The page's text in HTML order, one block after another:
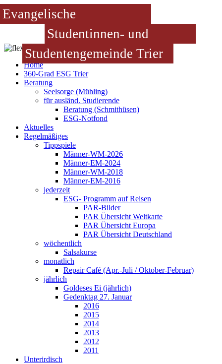
Evangelische
Studentinnen- und
Studentengemeinde Trier
Home
360-Grad ESG Trier
Beratung
Seelsorge (Mühling)
für ausländ. Studierende
Beratung (Schmithüsen)
ESG-Notfond
Aktuelles
Regelmäßiges
Tippspiele
Männer-WM-2026
Männer-EM-2024
Männer-WM-2018
Männer-EM-2016
jederzeit
ESG- Programm auf Reisen
PAR-Bilder
PAR Übersicht Weltkarte
PAR Übersicht Europa
PAR Übersicht Deutschland
wöchentlich
Salsakurse
monatlich
Repair Café (Apr.-Juli / Oktober-Februar)
jährlich
Goldeses Ei (jährlich)
Gedenktag 27. Januar
2016
2015
2014
2013
2012
2011
Unterirdisch